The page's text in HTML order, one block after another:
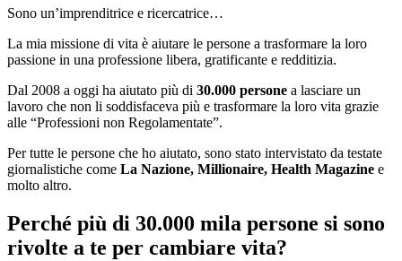
Sono un’imprenditrice e ricercatrice…
La mia missione di vita è aiutare le persone a trasformare la loro
passione in una professione libera, gratificante e redditizia.
Dal 2008 a oggi ha aiutato più di 30.000 persone a lasciare un
lavoro che non li soddisfaceva più e trasformare la loro vita grazie
alle “Professioni non Regolamentate”.
Per tutte le persone che ho aiutato, sono stato intervistato da testate
giornalistiche come La Nazione, Millionaire, Health Magazine e
molto altro.
Perché più di 30.000 mila persone si sono
rivolte a te per cambiare vita?